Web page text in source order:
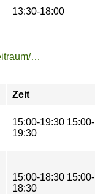
13:30-18:00
https://buchung.hochschulsport-potsdam.de/angebote/aktueller_zeitraum/_Kletterschein_-_DAV_-_Bildungsworkshop.html
Zeit
15:00-19:30 15:00-
19:30
15:00-18:30 15:00-
18:30